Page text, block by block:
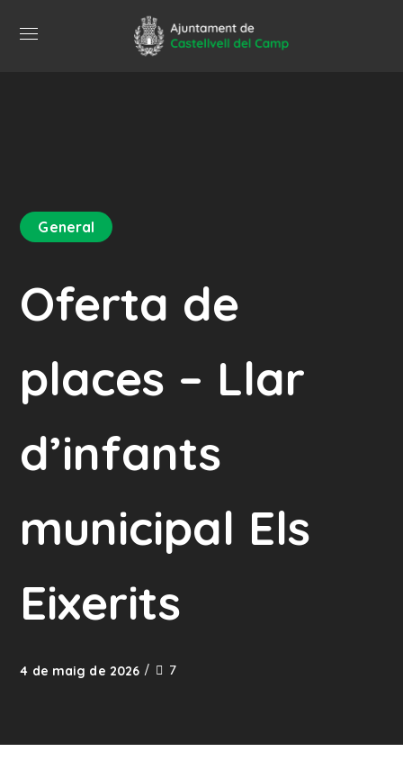
General
Oferta de
places – Llar
d’infants
municipal Els
Eixerits
4 de maig de 2026 7